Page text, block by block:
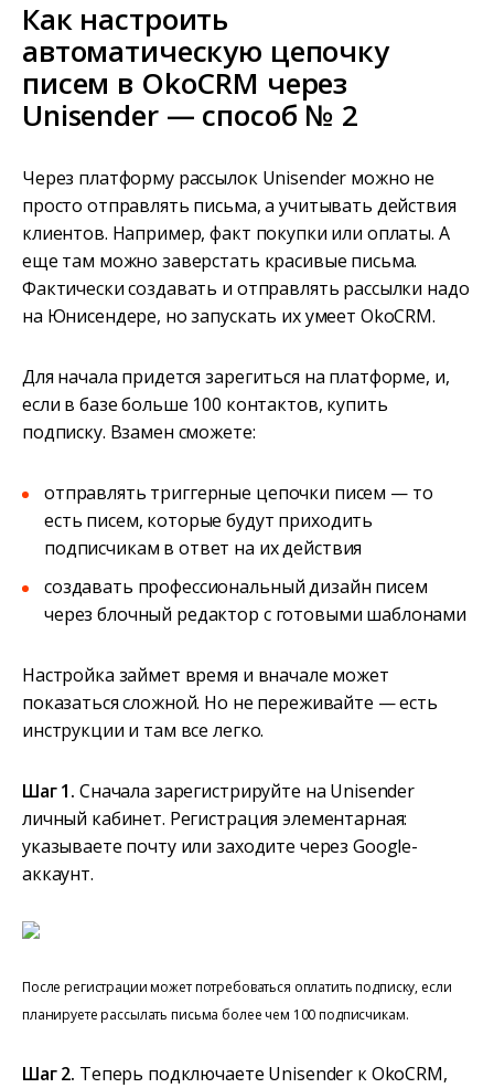
Как настроить
автоматическую цепочку
писем в OkoCRM через
Unisender — способ № 2
Через платформу рассылок Unisender можно не
просто отправлять письма, а учитывать действия
клиентов. Например, факт покупки или оплаты. А
еще там можно заверстать красивые письма.
Фактически создавать и отправлять рассылки надо
на Юнисендере, но запускать их умеет OkoCRM.
Для начала придется зарегиться на платформе, и,
если в базе больше 100 контактов, купить
подписку. Взамен сможете:
отправлять триггерные цепочки писем — то
есть писем, которые будут приходить
подписчикам в ответ на их действия
создавать профессиональный дизайн писем
через блочный редактор с готовыми шаблонами
Настройка займет время и вначале может
показаться сложной. Но не переживайте — есть
инструкции и там все легко.
Шаг 1. Сначала зарегистрируйте на Unisender
личный кабинет. Регистрация элементарная:
указываете почту или заходите через Google-
аккаунт.
После регистрации может потребоваться оплатить подписку, если
планируете рассылать письма более чем 100 подписчикам.
Шаг 2. Теперь подключаете Unisender к OkoCRM,